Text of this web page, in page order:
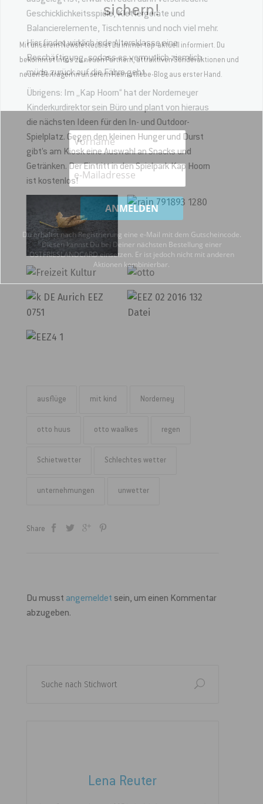
Geschicklichkeitsspiele, Klettergeräte und
Balancierelemente, Tischtennis und noch viel mehr.
Hier findet wirklich jede Altersklasse eine
Beschäftigung, sodass es vermutlich ziemlich
müde zurück auf die Fähre geht.
Übrigens: Im „Kap Hoorn“ hat der Norderneyer
Kinderkurdirektor sein Büro und plant von hieraus
die nächsten Ideen für den In- und Outdoor-
Spielplatz. Gegen den kleinen Hunger und Durst
gibt’s am Kiosk eine Auswahl an Snacks und
Getränken. Der Eintritt in den Spielpark Kap Hoorn
ist kostenlos!
ausflüge mit kind Norderney
otto huus otto waalkes regen
Schietwetter Schlechtes wetter
unternehmungen unwetter
Share
Du musst angemeldet sein, um einen Kommentar
abzugeben.
Lena Reuter
sichern!
Mit unserem Newsletter bist Du immer top-aktuell informiert. Du
bekommst Infos zu neuen Partnern, attraktiven Sonderaktionen und
neuen Beiträgen in unserem Heimatliebe-Blog aus erster Hand.
Du erhältst nach Registrierung eine e-Mail mit dem Gutscheincode.
Diesen kannst Du bei Deiner nächsten Bestellung einer
OSTFRIESLANDCARD einsetzen. Er ist jedoch nicht mit anderen
Aktionen kombinierbar.